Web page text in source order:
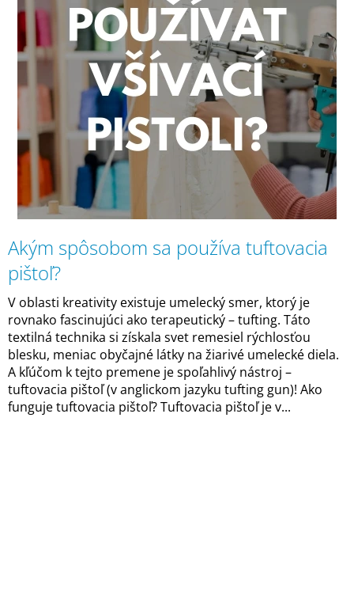
Č
Á
N
K
O
V
Akým spôsobom sa používa tuftovacia
pištoľ?
V oblasti kreativity existuje umelecký smer, ktorý je
rovnako fascinujúci ako terapeutický – tufting. Táto
textilná technika si získala svet remesiel rýchlosťou
blesku, meniac obyčajné látky na žiarivé umelecké diela.
A kľúčom k tejto premene je spoľahlivý nástroj –
tuftovacia pištoľ (v anglickom jazyku tufting gun)! Ako
funguje tuftovacia pištoľ? Tuftovacia pištoľ je v...
N
Á
J
S
Ť
?
HĽADAŤ